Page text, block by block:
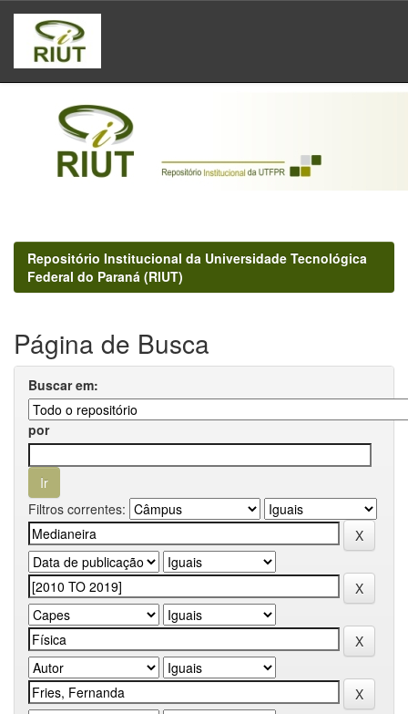
Skip
navigation
Repositório Institucional da Universidade Tecnológica
Federal do Paraná (RIUT)
Página de Busca
Buscar em:
por
Filtros correntes: